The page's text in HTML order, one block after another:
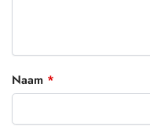
Naam *